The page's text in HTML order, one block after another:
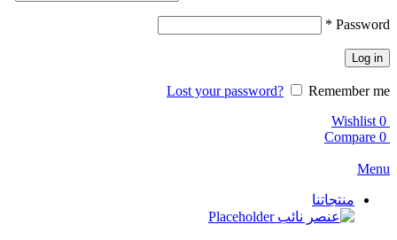
Password
*
Log in
Lost your password?
Remember me
0
Wishlist
0
Compare
Menu
منتجاتنا